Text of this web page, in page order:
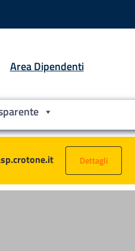
Area Dipendenti
Dettagli